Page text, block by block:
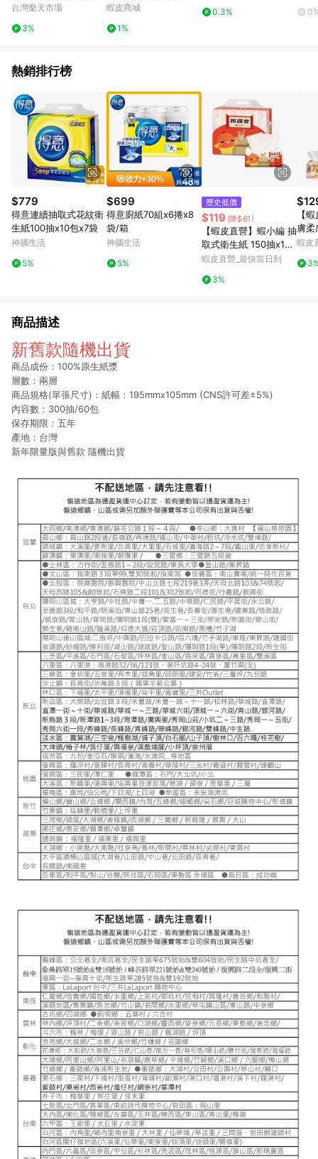
(加厚型) 80抽 顏色隨
酒精 無香精
台灣樂天市場
3%
蝦皮商城
1%
0.3%
熱銷排行榜
$779
得意連續抽取式花紋衛
生紙100抽x10包x7袋
神腦生活
5%
$699
得意廚紙70組x6捲x8
袋/箱
神腦生活
5%
歷史低價
$119 (降$61)
【蝦皮直營】蝦小編 抽
取式衛生紙 150抽x12
包/串 揪探吉 柔軟 居家
蝦皮直營_最快當日到
3%
【
膚
FC-
蝦皮
商品描述
新舊款隨機出貨
商品成份：100%原生紙漿
層數：兩層
商品規格(單張尺寸)：紙幅：195mmx105mm (CNS許可差±5%)
內容數：300抽/60包
保存期限：五年
產地：台灣
新年限量版與舊款 隨機出貨